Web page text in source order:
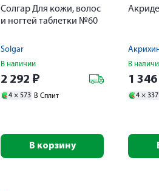
Солгар Для кожи, волос
и ногтей таблетки №60
Solgar
В наличии
2 292 ₽
4 × 573 В Сплит
В корзину
В
1 346
4 × 337